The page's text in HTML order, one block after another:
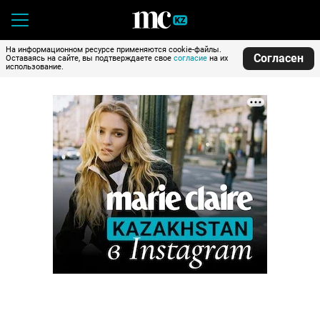
На информационном ресурсе применяются cookie-файлы.
Оставаясь на сайте, вы подтверждаете свое согласие на их
использование.
Согласен